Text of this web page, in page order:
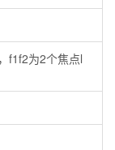
f1f2为2个焦点l